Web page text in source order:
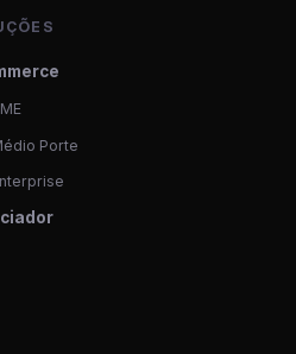
Porte